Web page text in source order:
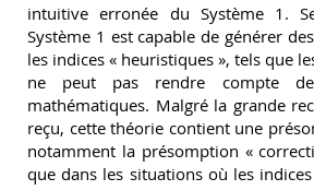
intuitive erronée du Système 1.
Système 1 est capable de générer
les indices « heuristiques », tels que
ne peut pas rendre compte
mathématiques. Malgré la grande
reçu, cette théorie contient une
notamment la présomption «
que dans les situations où les